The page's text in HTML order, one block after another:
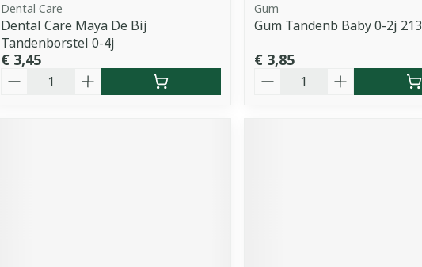
Dental Care
Dental Care Maya De Bij
Tandenborstel 0-4j
€ 3,45
Gum
Gum Tandenb Baby 0-2j 213
€ 3,85